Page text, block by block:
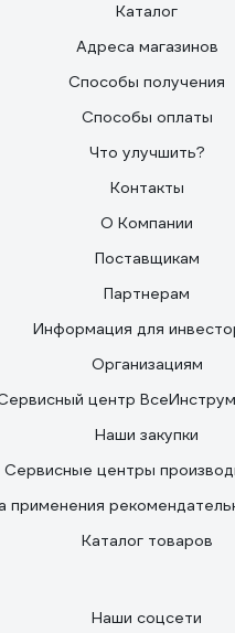
Каталог
Адреса магазинов
Способы получения
Способы оплаты
Что улучшить?
Контакты
О Компании
Поставщикам
Партнерам
Информация для
Организациям
центр
Наши закупки
Сервисные центры
применения
Каталог товаров
Наши соцсети